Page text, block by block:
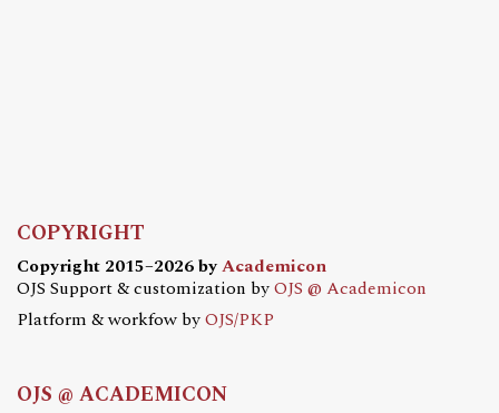
COPYRIGHT
Copyright 2015–2026 byAcademicon
OJS Support & customization byOJS @ Academicon
Platform & workfow byOJS/PKP
OJS @ ACADEMICON